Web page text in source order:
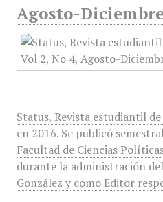
Agosto-
Status, Revista estudiantil
en 2016. Se publicó
Facultad de Ciencias
durante la administración
González y como Editor